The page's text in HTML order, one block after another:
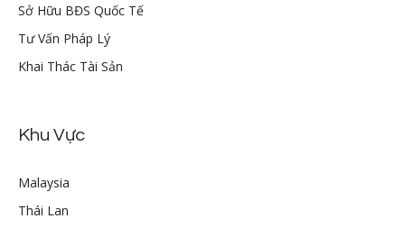
Sở Hữu BĐS Quốc Tế
Tư Vấn Pháp Lý
Khai Thác Tài Sản
Khu Vực
Malaysia
Thái Lan